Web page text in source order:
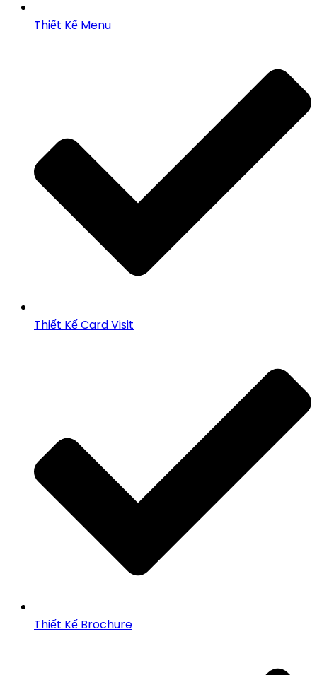
Thiết Kế Menu
Thiết Kế Card Visit
Thiết Kế Brochure